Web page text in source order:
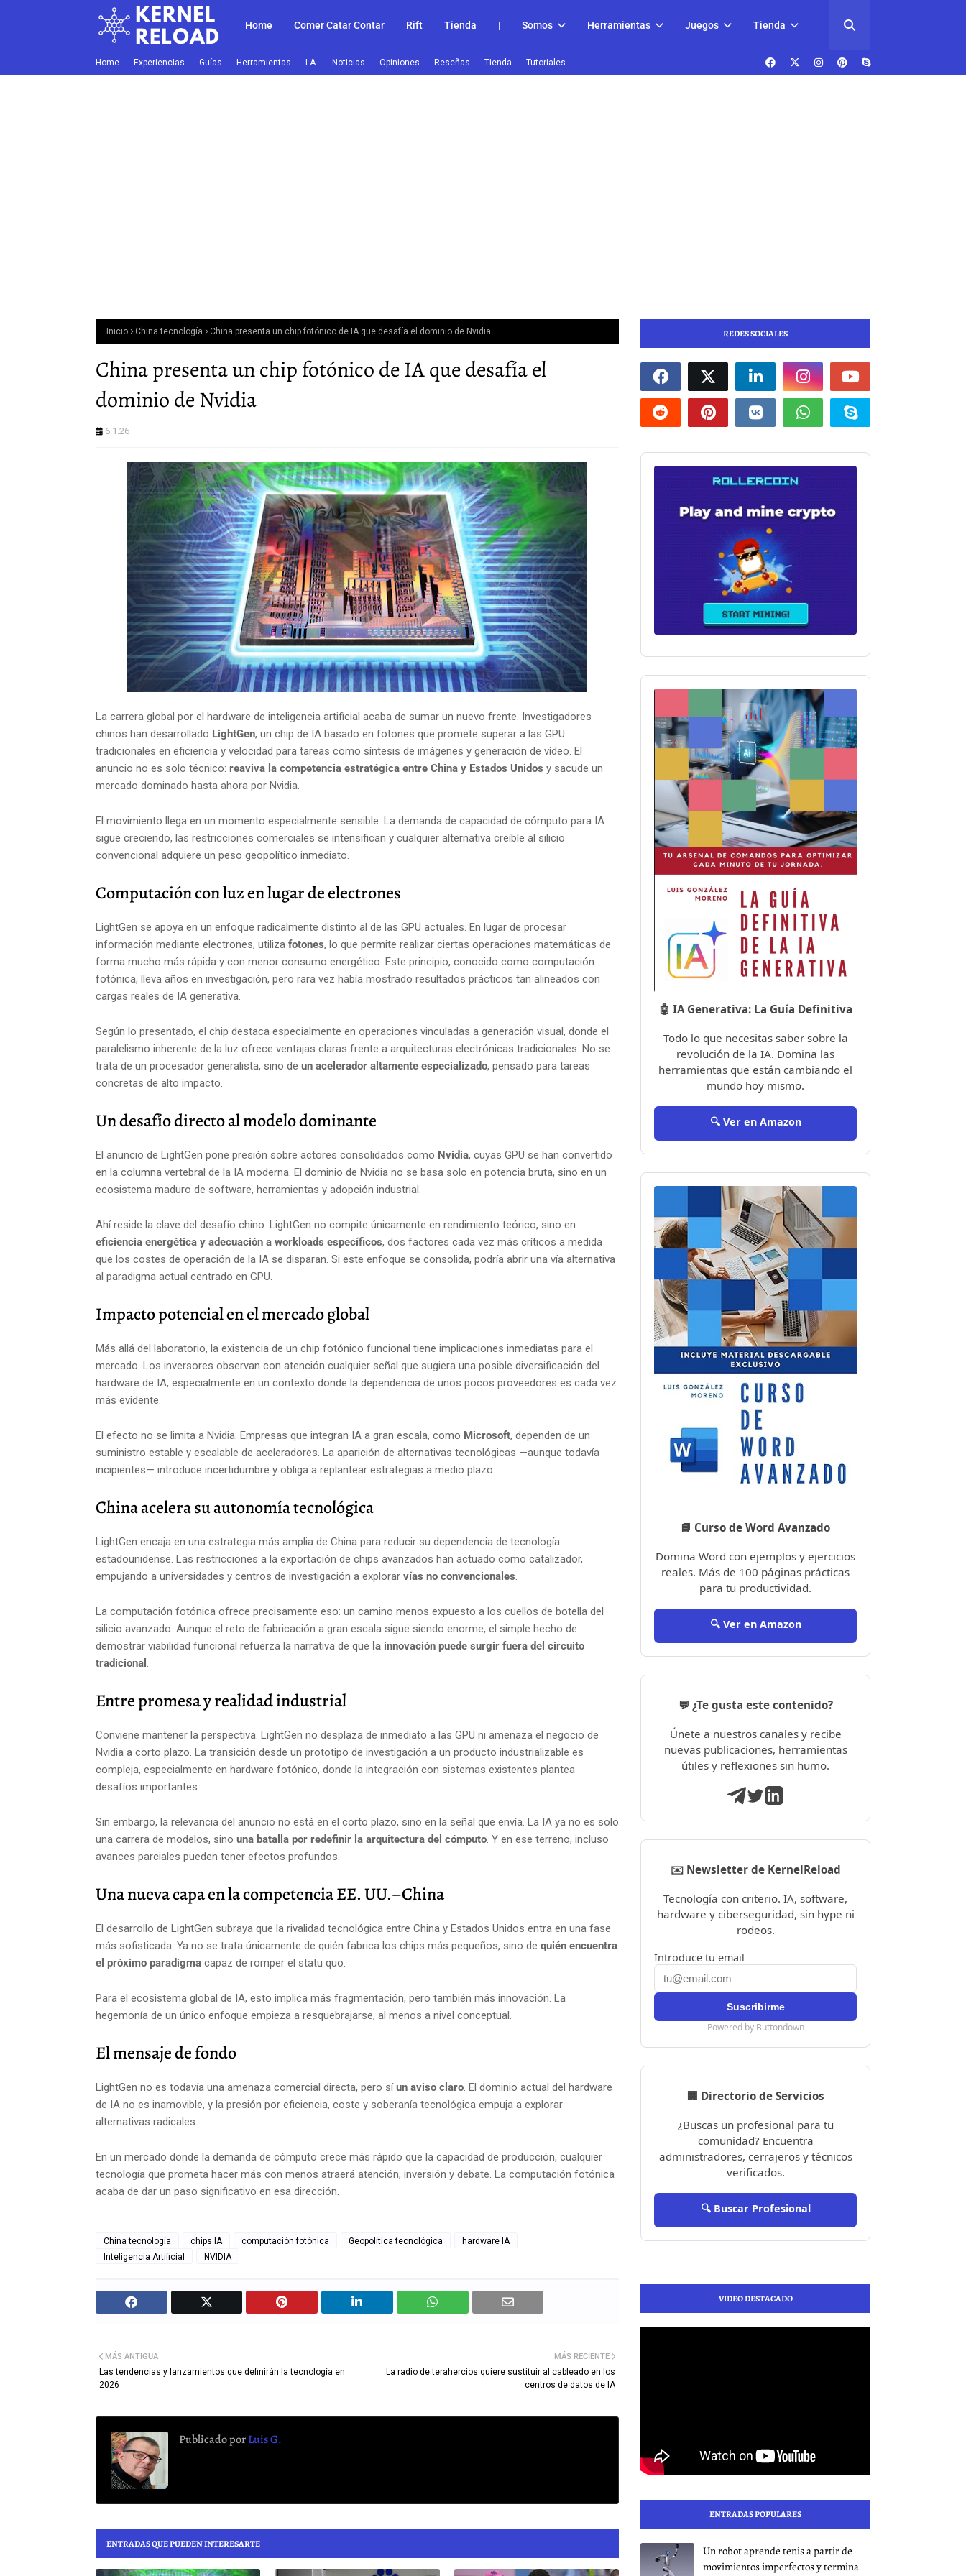
Home Comer Catar Contar Rift Tienda | Somos Herramientas Juegos Tienda
Home Experiencias Guías Herramientas I.A. Noticias Opiniones Reseñas Tienda Tutoriales
Inicio China tecnología China presenta un chip fotónico de IA que desafía el dominio de Nvidia
China presenta un chip fotónico de IA que desafía el
dominio de Nvidia
6.1.26
La carrera global por el hardware de inteligencia artificial acaba de sumar un nuevo frente. Investigadores
chinos han desarrollado LightGen, un chip de IA basado en fotones que promete superar a las GPU
tradicionales en eficiencia y velocidad para tareas como síntesis de imágenes y generación de vídeo. El
anuncio no es solo técnico: reaviva la competencia estratégica entre China y Estados Unidos y sacude un
mercado dominado hasta ahora por Nvidia.
El movimiento llega en un momento especialmente sensible. La demanda de capacidad de cómputo para IA
sigue creciendo, las restricciones comerciales se intensifican y cualquier alternativa creíble al silicio
convencional adquiere un peso geopolítico inmediato.
Computación con luz en lugar de electrones
LightGen se apoya en un enfoque radicalmente distinto al de las GPU actuales. En lugar de procesar
información mediante electrones, utiliza fotones, lo que permite realizar ciertas operaciones matemáticas de
forma mucho más rápida y con menor consumo energético. Este principio, conocido como computación
fotónica, lleva años en investigación, pero rara vez había mostrado resultados prácticos tan alineados con
cargas reales de IA generativa.
Según lo presentado, el chip destaca especialmente en operaciones vinculadas a generación visual, donde el
paralelismo inherente de la luz ofrece ventajas claras frente a arquitecturas electrónicas tradicionales. No se
trata de un procesador generalista, sino de un acelerador altamente especializado, pensado para tareas
concretas de alto impacto.
Un desafío directo al modelo dominante
El anuncio de LightGen pone presión sobre actores consolidados como Nvidia, cuyas GPU se han convertido
en la columna vertebral de la IA moderna. El dominio de Nvidia no se basa solo en potencia bruta, sino en un
ecosistema maduro de software, herramientas y adopción industrial.
Ahí reside la clave del desafío chino. LightGen no compite únicamente en rendimiento teórico, sino en
eficiencia energética y adecuación a workloads específicos, dos factores cada vez más críticos a medida
que los costes de operación de la IA se disparan. Si este enfoque se consolida, podría abrir una vía alternativa
al paradigma actual centrado en GPU.
Impacto potencial en el mercado global
Más allá del laboratorio, la existencia de un chip fotónico funcional tiene implicaciones inmediatas para el
mercado. Los inversores observan con atención cualquier señal que sugiera una posible diversificación del
hardware de IA, especialmente en un contexto donde la dependencia de unos pocos proveedores es cada vez
más evidente.
El efecto no se limita a Nvidia. Empresas que integran IA a gran escala, como Microsoft, dependen de un
suministro estable y escalable de aceleradores. La aparición de alternativas tecnológicas —aunque todavía
incipientes— introduce incertidumbre y obliga a replantear estrategias a medio plazo.
China acelera su autonomía tecnológica
LightGen encaja en una estrategia más amplia de China para reducir su dependencia de tecnología
estadounidense. Las restricciones a la exportación de chips avanzados han actuado como catalizador,
empujando a universidades y centros de investigación a explorar vías no convencionales.
La computación fotónica ofrece precisamente eso: un camino menos expuesto a los cuellos de botella del
silicio avanzado. Aunque el reto de fabricación a gran escala sigue siendo enorme, el simple hecho de
demostrar viabilidad funcional refuerza la narrativa de que la innovación puede surgir fuera del circuito
tradicional .
Entre promesa y realidad industrial
Conviene mantener la perspectiva. LightGen no desplaza de inmediato a las GPU ni amenaza el negocio de
Nvidia a corto plazo. La transición desde un prototipo de investigación a un producto industrializable es
compleja, especialmente en hardware fotónico, donde la integración con sistemas existentes plantea
desafíos importantes.
Sin embargo, la relevancia del anuncio no está en el corto plazo, sino en la señal que envía. La IA ya no es solo
una carrera de modelos, sino una batalla por redefinir la arquitectura del cómputo. Y en ese terreno, incluso
avances parciales pueden tener efectos profundos.
Una nueva capa en la competencia EE. UU.–China
El desarrollo de LightGen subraya que la rivalidad tecnológica entre China y Estados Unidos entra en una fase
más sofisticada. Ya no se trata únicamente de quién fabrica los chips más pequeños, sino de quién encuentra
el próximo paradigma capaz de romper el statu quo.
Para el ecosistema global de IA, esto implica más fragmentación, pero también más innovación. La
hegemonía de un único enfoque empieza a resquebrajarse, al menos a nivel conceptual.
El mensaje de fondo
LightGen no es todavía una amenaza comercial directa, pero síun aviso claro. El dominio actual del hardware
de IA no es inamovible, y la presión por eficiencia, coste y soberanía tecnológica empuja a explorar
alternativas radicales.
En un mercado donde la demanda de cómputo crece más rápido que la capacidad de producción, cualquier
tecnología que prometa hacer más con menos atraerá atención, inversión y debate. La computación fotónica
acaba de dar un paso significativo en esa dirección.
China tecnología chips IA computación fotónica Geopolítica tecnológica
hardware IA
Inteligencia Artificial
NVIDIA
MÁS RECIENTE
La radio de terahercios quiere sustituir al cableado en los
centros de datos de IA
MÁS ANTIGUA
Las tendencias y lanzamientos que definirán la tecnología en
2026
Publicado porLuis G.
ENTRADAS QUE PUEDEN INTERESARTE
REDES SOCIALES
🤖 IA Generativa: La Guía Definitiva
Todo lo que necesitas saber sobre la
revolución de la IA. Domina las
herramientas que están cambiando el
mundo hoy mismo.
🔍 Ver en Amazon
📘 Curso de Word Avanzado
Domina Word con ejemplos y ejercicios
reales. Más de 100 páginas prácticas
para tu productividad.
🔍 Ver en Amazon
💬 ¿Te gusta este contenido?
Únete a nuestros canales y recibe
nuevas publicaciones, herramientas
útiles y reflexiones sin humo.
✉️ Newsletter de KernelReload
Tecnología con criterio. IA, software,
hardware y ciberseguridad, sin hype ni
rodeos.
Introduce tu email
Powered by Buttondown
🏢 Directorio de Servicios
¿Buscas un profesional para tu
comunidad? Encuentra
administradores, cerrajeros y técnicos
verificados.
🔍 Buscar Profesional
VIDEO DESTACADO
ENTRADAS POPULARES
Un robot aprende tenis a partir de
movimientos imperfectos y termina